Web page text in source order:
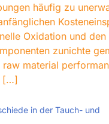
häufig zu
Oxidation und
zunichte
raw material
[…]
in der Tauch- und